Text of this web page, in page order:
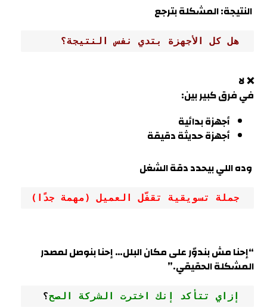
النتيجة: المشكلة بترجع
هل كل الأجهزة بتدي نفس النتيجة؟
❌ لا
في فرق كبير بين:
أجهزة بدائية
أجهزة حديثة دقيقة
وده اللي بيحدد دقة الشغل
جملة تسويقية تقفّل العميل (مهمة جدًا)
“إحنا مش بندوّر على مكان البلل… إحنا بنوصل لمصدر
المشكلة الحقيقي.”
إزاي تتأكد إنك اخترت الشركة الصح؟